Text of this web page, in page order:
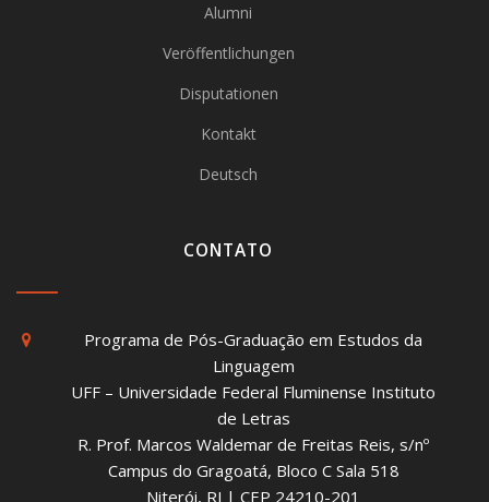
Alumni
Veröffentlichungen
Disputationen
Kontakt
Deutsch
CONTATO
Programa de Pós-Graduação em Estudos da
Linguagem
UFF – Universidade Federal Fluminense Instituto
de Letras
R. Prof. Marcos Waldemar de Freitas Reis, s/nº
Campus do Gragoatá, Bloco C Sala 518
Niterói, RJ | CEP 24210-201